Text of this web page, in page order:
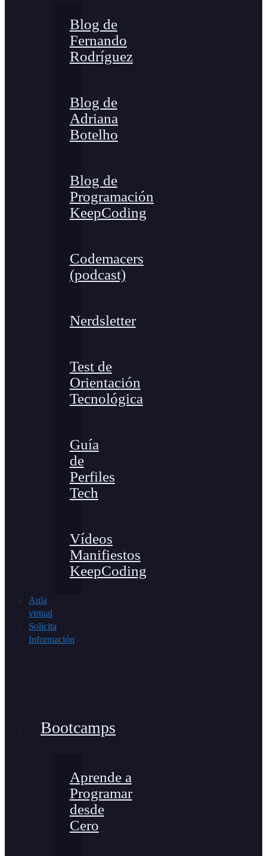
Blog de
Fernando
Rodríguez
Blog de
Adriana
Botelho
Blog de
Programación
KeepCoding
Codemacers
(podcast)
Nerdsletter
Test de
Orientación
Tecnológica
Guía
de
Perfiles
Tech
Vídeos
Manifiestos
KeepCoding
Aula
virtual
Solicita
Información
Bootcamps
Aprende a
Programar
desde
Cero